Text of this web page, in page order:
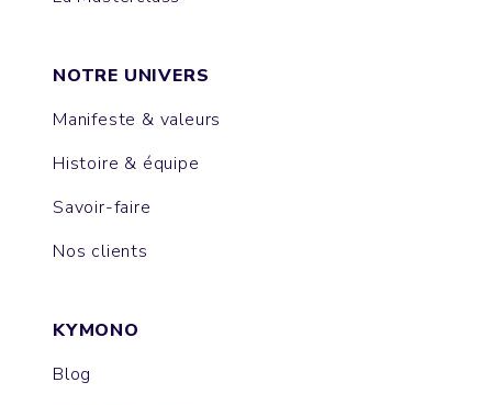
NOTRE UNIVERS
Manifeste & valeurs
Histoire & équipe
Savoir-faire
Nos clients
KYMONO
Blog